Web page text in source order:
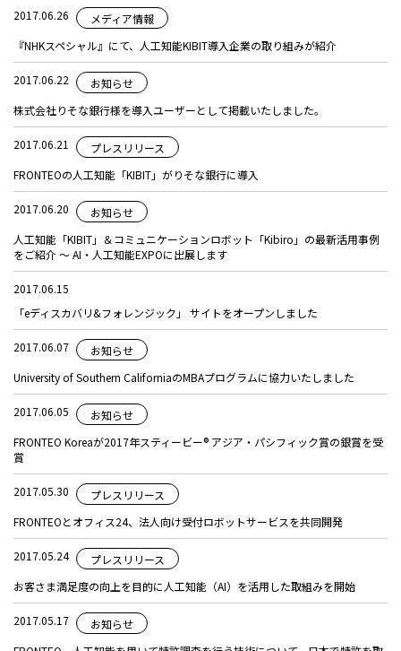
2017.06.26
メディア情報
『NHKスペシャル』にて、人工知能KIBIT導入企業の取り組みが紹介
2017.06.22
お知らせ
株式会社りそな銀行様を導入ユーザーとして掲載いたしました。
2017.06.21
プレスリリース
FRONTEOの人工知能「KIBIT」がりそな銀行に導入
2017.06.20
お知らせ
人工知能「KIBIT」＆コミュニケーションロボット「Kibiro」の最新活用事例
をご紹介 ～ AI・人工知能EXPOに出展します
2017.06.15
「eディスカバリ&フォレンジック」 サイトをオープンしました
2017.06.07
お知らせ
University of Southern CaliforniaのMBAプログラムに協力いたしました
2017.06.05
お知らせ
FRONTEO Koreaが2017年スティービー® アジア・パシフィック賞の銀賞を受
賞
2017.05.30
プレスリリース
FRONTEOとオフィス24、法人向け受付ロボットサービスを共同開発
2017.05.24
プレスリリース
お客さま満足度の向上を目的に人工知能（AI）を活用した取組みを開始
2017.05.17
お知らせ